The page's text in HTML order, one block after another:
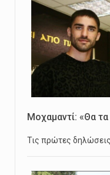
Μοχαμαντί: «Θα
Τις πρώτες